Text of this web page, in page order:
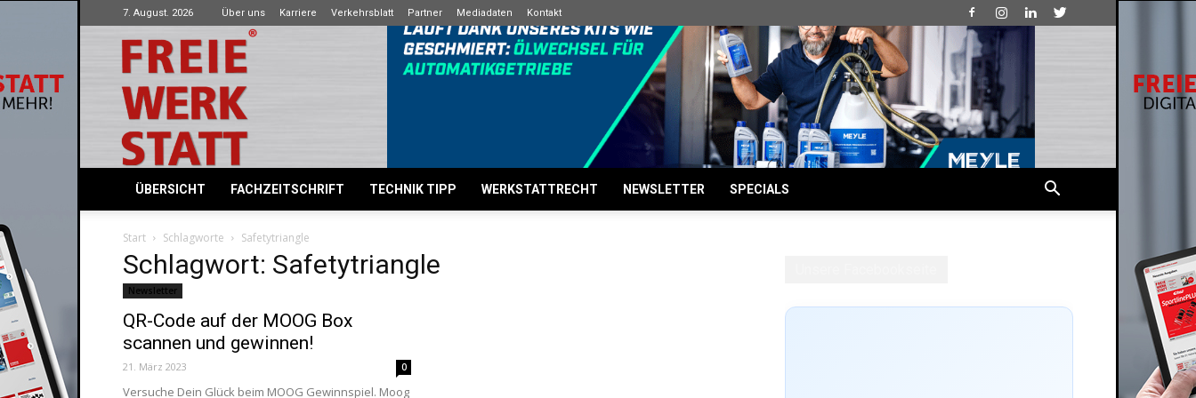
7. August. 2026 Über uns Karriere Verkehrsblatt Partner Mediadaten Kontakt
Freie
Werkstatt
ÜBERSICHT FACHZEITSCHRIFT TECHNIK TIPP WERKSTATTRECHT NEWSLETTER SPECIALS
Start Schlagworte Safetytriangle
Schlagwort: Safetytriangle
Newsletter
QR-Code auf der MOOG Box
scannen und gewinnen!
21. März 2023 0
Versuche Dein Glück beim MOOG Gewinnspiel. Moog